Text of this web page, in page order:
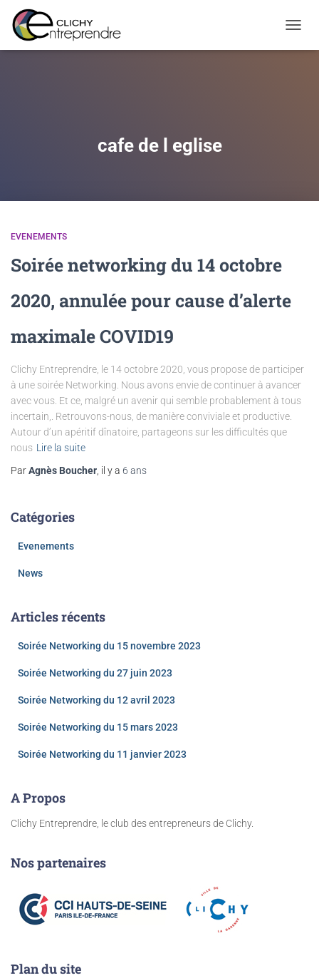
Warning: Constant WP_CRON_LOCK_TIMEOUT already defined in
/htdocs/wp-config.phpon line
cafe de l eglise
EVENEMENTS
Soirée networking du 14 octobre
2020, annulée pour cause d’alerte
maximale COVID19
Clichy Entreprendre, le 14 octobre 2020, vous propose de participer
à une soirée Networking. Nous avons envie de continuer à avancer
avec vous. Et ce, malgré un avenir qui semble probablement à tous
incertain,. Retrouvons-nous, de manière conviviale et productive.
Autour d’un apéritif dînatoire, partageons sur les difficultés que
nous Lire la suite
ParAgnès Boucher , il y a 6 ans
Catégories
Evenements
News
Articles récents
Soirée Networking du 15 novembre 2023
Soirée Networking du 27 juin 2023
Soirée Networking du 12 avril 2023
Soirée Networking du 15 mars 2023
Soirée Networking du 11 janvier 2023
A Propos
Clichy Entreprendre, le club des entrepreneurs de Clichy.
Nos partenaires
Plan du site